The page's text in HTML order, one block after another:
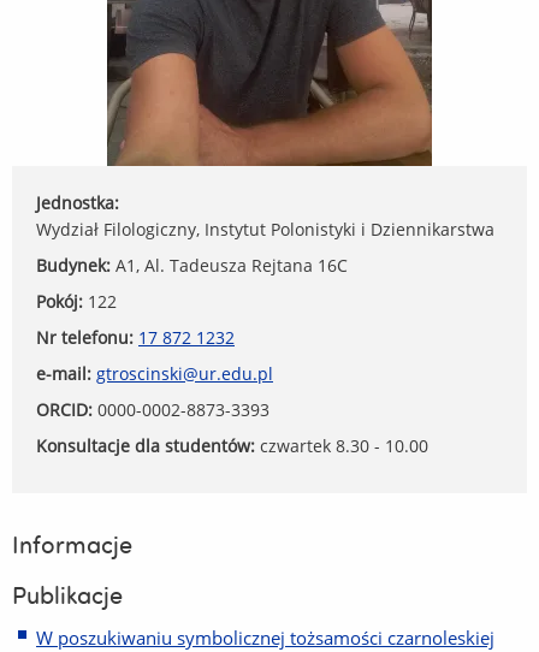
Jednostka:
Wydział Filologiczny, Instytut Polonistyki i Dziennikarstwa
Budynek: A1, Al. Tadeusza Rejtana 16C
Pokój: 122
Nr telefonu: 17 872 1232
e-mail: gtroscinski@ur.edu.pl
ORCID: 0000-0002-8873-3393
Konsultacje dla studentów: czwartek 8.30 - 10.00
Informacje
Publikacje
W poszukiwaniu symbolicznej tożsamości czarnoleskiej